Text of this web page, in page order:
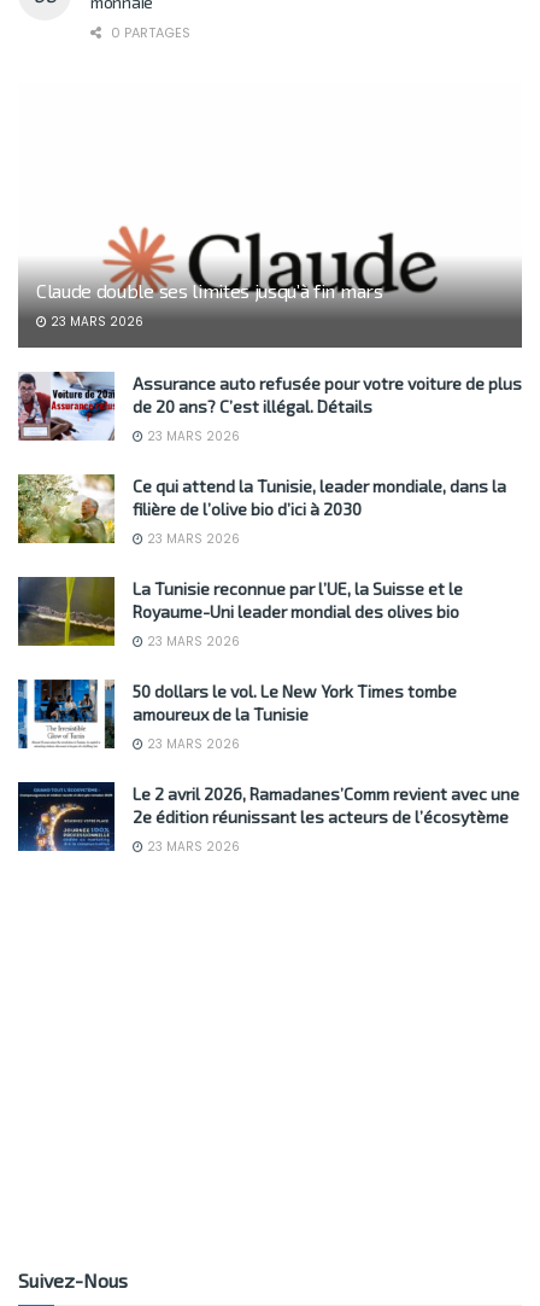
0 PARTAGES
Claude double ses limites jusqu’à fin mars
23 MARS 2026
Assurance auto refusée pour votre voiture de plus
de 20 ans? C’est illégal. Détails
23 MARS 2026
Ce qui attend la Tunisie, leader mondiale, dans la
filière de l’olive bio d’ici à 2030
23 MARS 2026
La Tunisie reconnue par l’UE, la Suisse et le
Royaume-Uni leader mondial des olives bio
23 MARS 2026
50 dollars le vol. Le New York Times tombe
amoureux de la Tunisie
23 MARS 2026
Le 2 avril 2026, Ramadanes’Comm revient avec une
2e édition réunissant les acteurs de l’écosytème
23 MARS 2026
Suivez-Nous